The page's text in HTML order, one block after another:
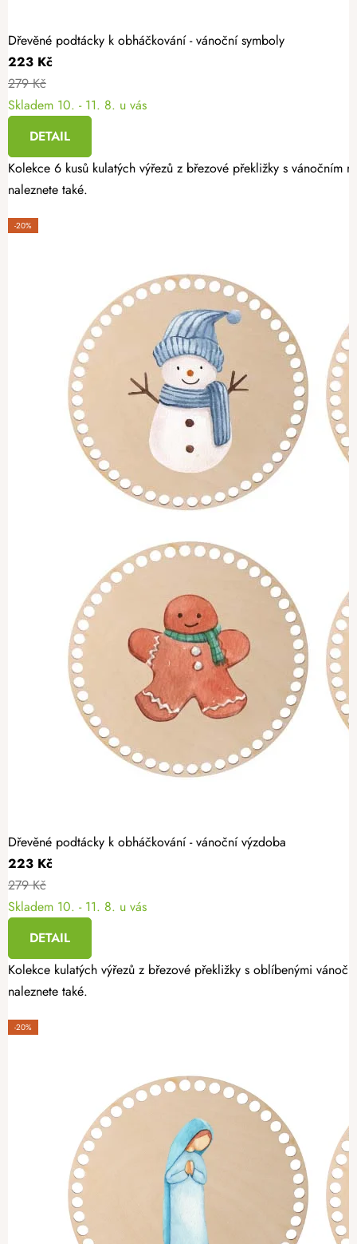
Dřevěné podtácky k obháčkování - vánoční symboly
223 Kč
279 Kč
Skladem 10. - 11. 8. u vás
DETAIL
Kolekce 6 kusů kulatých výřezů z březové překližky s
naleznete také.
-20%
Dřevěné podtácky k obháčkování - vánoční výzdoba
223 Kč
279 Kč
Skladem 10. - 11. 8. u vás
DETAIL
Kolekce kulatých výřezů z březové překližky s oblíbenými
naleznete také.
-20%